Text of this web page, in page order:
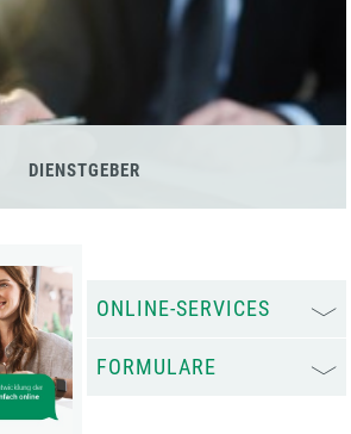
DIENSTGEBER
ONLINE-SERVICES
FORMULARE